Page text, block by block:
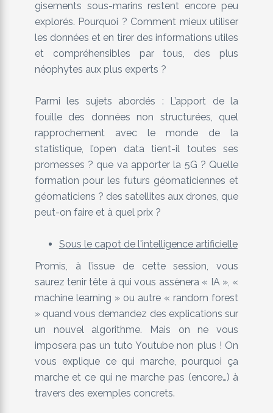
gisements sous-marins restent encore peu
explorés. Pourquoi ? Comment mieux utiliser
les données et en tirer des informations utiles
et compréhensibles par tous, des plus
néophytes aux plus experts ?
Parmi les sujets abordés : L’apport de la
fouille des données non structurées, quel
rapprochement avec le monde de la
statistique, l’open data tient-il toutes ses
promesses ? que va apporter la 5G ? Quelle
formation pour les futurs géomaticiennes et
géomaticiens ? des satellites aux drones, que
peut-on faire et à quel prix ?
Sous le capot de l'intelligence artificielle
Promis, à l’issue de cette session, vous
saurez tenir tête à qui vous assènera « IA », «
machine learning » ou autre « random forest
» quand vous demandez des explications sur
un nouvel algorithme. Mais on ne vous
imposera pas un tuto Youtube non plus ! On
vous explique ce qui marche, pourquoi ça
marche et ce qui ne marche pas (encore…) à
travers des exemples concrets.